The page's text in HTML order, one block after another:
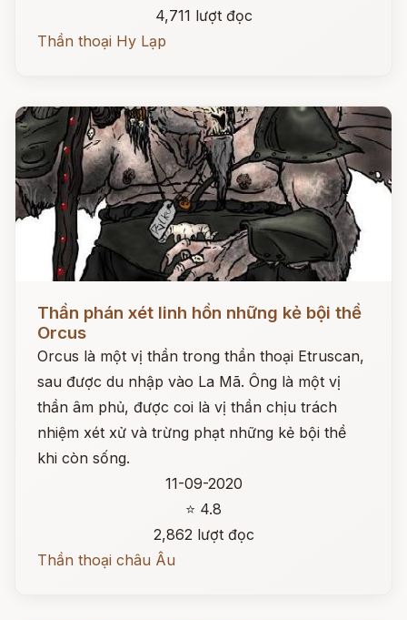
4,711 lượt đọc
Thần thoại Hy Lạp
Đọc ngay
Thần phán xét linh hồn những kẻ bội thề
Orcus
Orcus là một vị thần trong thần thoại Etruscan,
sau được du nhập vào La Mã. Ông là một vị
thần âm phủ, được coi là vị thần chịu trách
nhiệm xét xử và trừng phạt những kẻ bội thề
khi còn sống.
11-09-2020
⭐ 4.8
2,862 lượt đọc
Thần thoại châu Âu